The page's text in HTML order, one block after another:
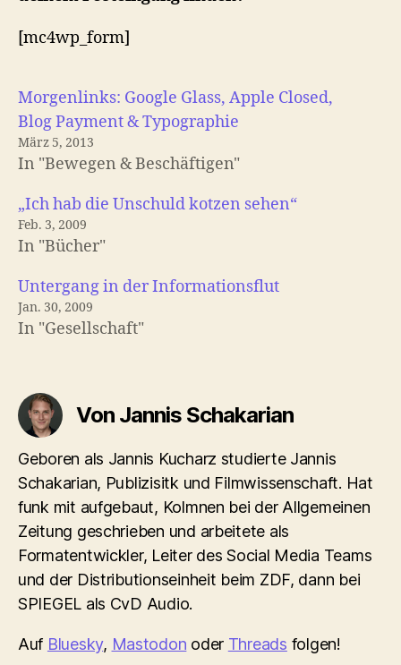
[mc4wp_form]
Morgenlinks: Google Glass, Apple Closed,
Blog Payment & Typographie
März 5, 2013
In "Bewegen & Beschäftigen"
„Ich hab die Unschuld kotzen sehen“
Feb. 3, 2009
In "Bücher"
Untergang in der Informationsflut
Jan. 30, 2009
In "Gesellschaft"
Von Jannis Schakarian
Geboren als Jannis Kucharz studierte Jannis
Schakarian, Publizisitk und Filmwissenschaft. Hat
funk mit aufgebaut, Kolmnen bei der Allgemeinen
Zeitung geschrieben und arbeitete als
Formatentwickler, Leiter des Social Media Teams
und der Distributionseinheit beim ZDF, dann bei
SPIEGEL als CvD Audio.
Auf Bluesky, Mastodon oder Threads folgen!